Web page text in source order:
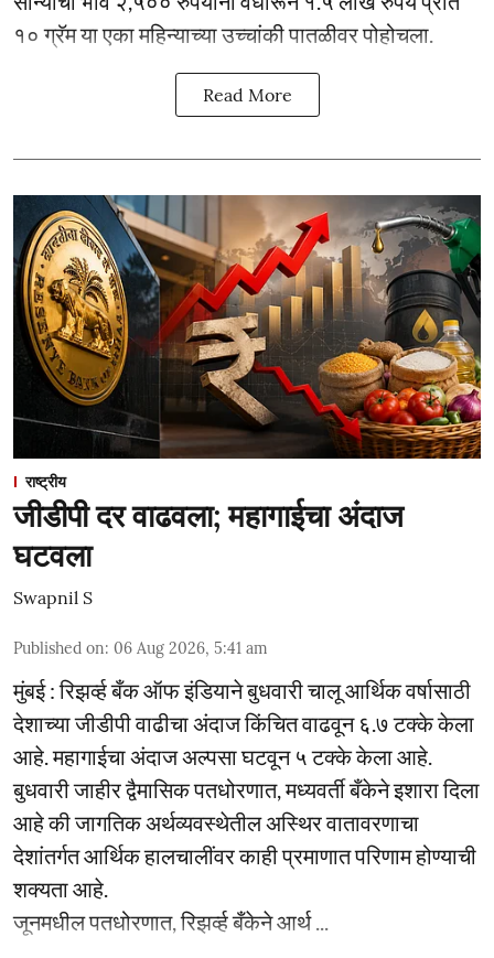
१० ग्रॅम या एका महिन्याच्या उच्चांकी पातळीवर पोहोचला.
Read More
राष्ट्रीय
जीडीपी दर वाढवला; महागाईचा अंदाज
घटवला
Swapnil S
Published on: 06 Aug 2026, 5:41 am
मुंबई : रिझर्व्ह बँक ऑफ इंडियाने बुधवारी चालू आर्थिक वर्षासाठी
देशाच्या जीडीपी वाढीचा अंदाज किंचित वाढवून ६.७ टक्के केला
आहे. महागाईचा अंदाज अल्पसा घटवून ५ टक्के केला आहे.
बुधवारी जाहीर द्वैमासिक पतधोरणात, मध्यवर्ती बँकेने इशारा दिला
आहे की जागतिक अर्थव्यवस्थेतील अस्थिर वातावरणाचा
देशांतर्गत आर्थिक हालचालींवर काही प्रमाणात परिणाम होण्याची
शक्यता आहे.
जूनमधील पतधोरणात, रिझर्व्ह बँकेने आर्थ ...